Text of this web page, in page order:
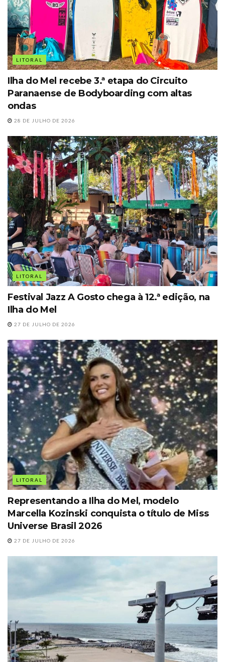
LITORAL
Ilha do Mel recebe 3.ª etapa do Circuito
Paranaense de Bodyboarding com altas
ondas
28 DE JULHO DE 2026
LITORAL
Festival Jazz A Gosto chega à 12.ª edição, na
Ilha do Mel
27 DE JULHO DE 2026
LITORAL
Representando a Ilha do Mel, modelo
Marcella Kozinski conquista o título de Miss
Universe Brasil 2026
27 DE JULHO DE 2026